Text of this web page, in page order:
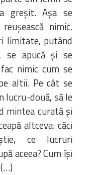
greşit. Aşa se
nimic.
limitate, putând
se apucă şi se
nimic cum se
altii. Pe cât se
lucru-două, să le
mintea curată şi
altceva: căci
ce lucruri
aceea? Cum îşi